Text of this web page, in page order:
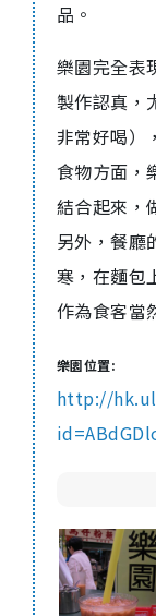
品。
樂園完全表
製作認真，
非常好喝）
食物方面，
結合起來，
另外，餐廳
寒，在麵包
作為食客當
樂園位置:
http://